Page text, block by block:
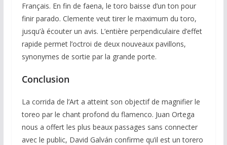
Français. En fin de faena, le toro baisse d’un ton pour
finir parado. Clemente veut tirer le maximum du toro,
jusqu’à écouter un avis. L’entière perpendiculaire d’effet
rapide permet l’octroi de deux nouveaux pavillons,
synonymes de sortie par la grande porte.
Conclusion
La corrida de l’Art a atteint son objectif de magnifier le
toreo par le chant profond du flamenco. Juan Ortega
nous a offert les plus beaux passages sans connecter
avec le public, David Galván confirme qu’il est un torero